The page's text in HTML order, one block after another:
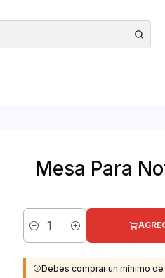
Mesa Para
Cantidad
Debes comprar un mínimo